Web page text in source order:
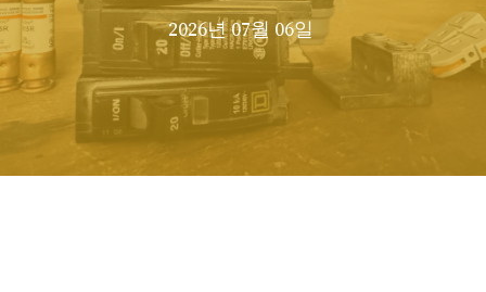
2026년 07월 06일